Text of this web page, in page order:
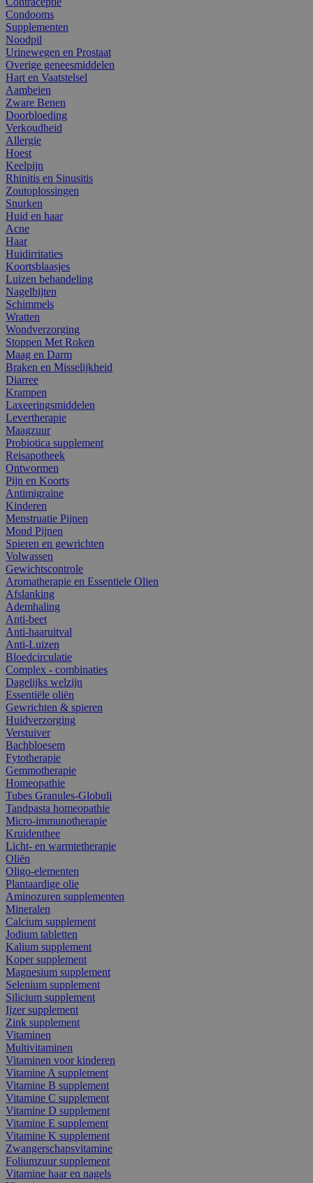
Condooms
Supplementen
Noodpil
Urinewegen en Prostaat
Overige geneesmiddelen
Hart en Vaatstelsel
Aambeien
Zware Benen
Doorbloeding
Verkoudheid
Allergie
Hoest
Keelpijn
Rhinitis en Sinusitis
Zoutoplossingen
Snurken
Huid en haar
Acne
Haar
Huidirritaties
Koortsblaasjes
Luizen behandeling
Nagelbijten
Schimmels
Wratten
Wondverzorging
Stoppen Met Roken
Maag en Darm
Braken en Misselijkheid
Diarree
Krampen
Laxeeringsmiddelen
Levertherapie
Maagzuur
Probiotica supplement
Reisapotheek
Ontwormen
Pijn en Koorts
Antimigraine
Kinderen
Menstruatie Pijnen
Mond Pijnen
Spieren en gewrichten
Volwassen
Gewichtscontrole
Aromatherapie en Essentiele Olien
Afslanking
Ademhaling
Anti-beet
Anti-haaruitval
Anti-Luizen
Bloedcirculatie
Complex - combinaties
Dagelijks welzijn
Essentiële oliën
Gewrichten & spieren
Huidverzorging
Verstuiver
Bachbloesem
Fytotherapie
Gemmotherapie
Homeopathie
Tubes Granules-Globuli
Tandpasta homeopathie
Micro-immunotherapie
Kruidenthee
Licht- en warmtetherapie
Oliën
Oligo-elementen
Plantaardige olie
Aminozuren supplementen
Mineralen
Calcium supplement
Jodium tabletten
Kalium supplement
Koper supplement
Magnesium supplement
Selenium supplement
Silicium supplement
Ijzer supplement
Zink supplement
Vitaminen
Multivitaminen
Vitaminen voor kinderen
Vitamine A supplement
Vitamine B supplement
Vitamine C supplement
Vitamine D supplement
Vitamine E supplement
Vitamine K supplement
Zwangerschapsvitamine
Foliumzuur supplement
Vitamine haar en nagels